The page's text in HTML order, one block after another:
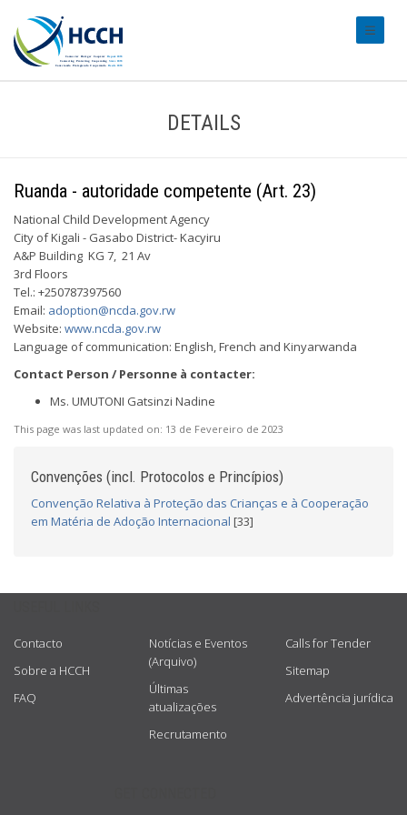
DETAILS
Ruanda - autoridade competente (Art. 23)
National Child Development Agency
City of Kigali - Gasabo District- Kacyiru
A&P Building KG 7, 21 Av
3rd Floors
Tel.: +250787397560
Email: adoption@ncda.gov.rw
Website: www.ncda.gov.rw
Language of communication: English, French and Kinyarwanda
Contact Person / Personne à contacter:
Ms. UMUTONI Gatsinzi Nadine
This page was last updated on: 13 de Fevereiro de 2023
Convenções (incl. Protocolos e Princípios)
Convenção Relativa à Proteção das Crianças e à Cooperação
em Matéria de Adoção Internacional [33]
Contacto
Sobre a HCCH
FAQ
Notícias e Eventos
(Arquivo)
Últimas
atualizações
Recrutamento
Calls for Tender
Sitemap
Advertência jurídica